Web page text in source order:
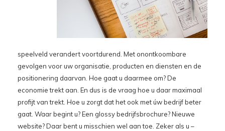
speelveld verandert voortdurend. Met onontkoombare
gevolgen voor uw organisatie, producten en diensten en de
positionering daarvan. Hoe gaat u daarmee om? De
economie trekt aan. En dus is de vraag hoe u daar maximaal
profijt van trekt. Hoe u zorgt dat het ook met úw bedrijf beter
gaat. Waar begint u? Een glossy bedrijfsbrochure? Nieuwe
website? Daar bent u misschien wel aan toe. Zeker als u –